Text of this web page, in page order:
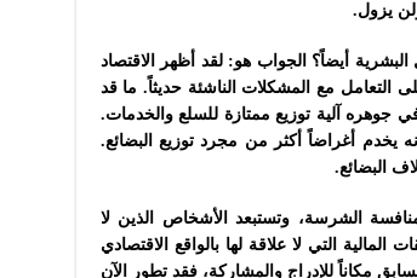
يزول.
أيضاً؟ الجواب هو: لقد أظهر الاقتصاد
التعامل مع المشكلات الناشئة حديثاً. ما قد
جوهره آلية توزيع ممتازة للسلع والخدمات.
أغراضاً أكثر من مجرد توزيع البضائع.
البضائع.
الشرسة، وتستبعد الأشخاص الذين لا
التي لا علاقة لها بالواقع الاقتصادي
مكاناً للإدراج والمشاركة، فقد تطور الآن